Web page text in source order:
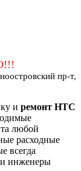
пр-т,
и ремонт HTC
любой
расходные
всегда
инженеры